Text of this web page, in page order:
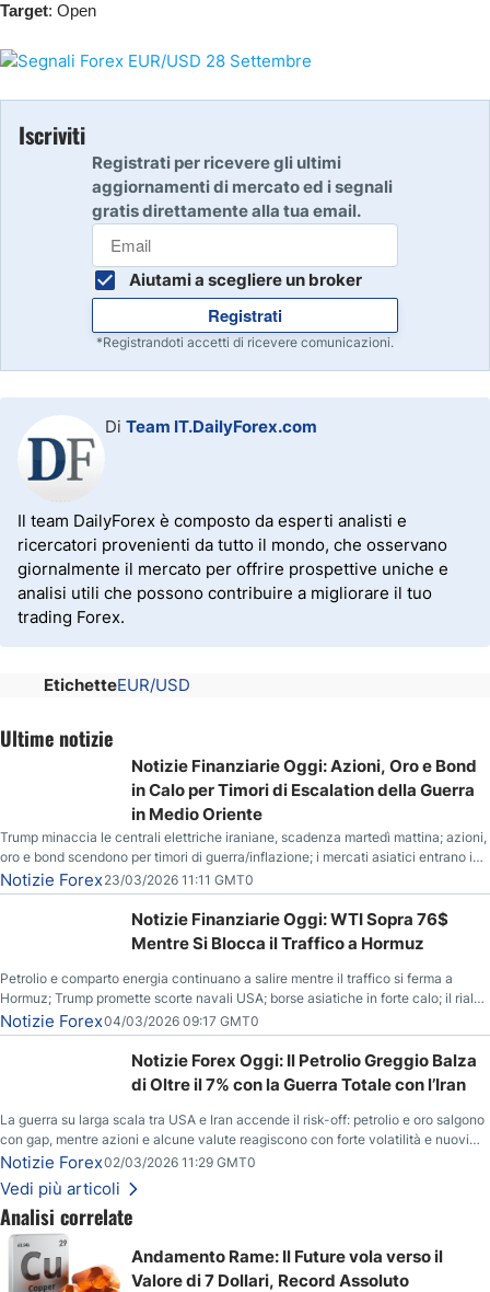
Target: Open
Iscriviti
Registrati per ricevere gli ultimi
aggiornamenti di mercato ed i segnali
gratis direttamente alla tua email.
Aiutami a scegliere un broker
Registrati
*Registrandoti accetti di ricevere comunicazioni.
Di Team IT.DailyForex.com
Il team DailyForex è composto da esperti analisti e
ricercatori provenienti da tutto il mondo, che osservano
giornalmente il mercato per offrire prospettive uniche e
analisi utili che possono contribuire a migliorare il tuo
trading Forex.
EtichetteEUR/USD
Ultime notizie
Notizie Finanziarie Oggi: Azioni, Oro e Bond
in Calo per Timori di Escalation della Guerra
in Medio Oriente
Trump minaccia le centrali elettriche iraniane, scadenza martedì mattina; azioni,
oro e bond scendono per timori di guerra/inflazione; i mercati asiatici entrano in
correzione; il petrolio greggio resta stabile.
Notizie Forex23/03/2026 11:11 GMT0
Notizie Finanziarie Oggi: WTI Sopra 76$
Mentre Si Blocca il Traffico a Hormuz
Petrolio e comparto energia continuano a salire mentre il traffico si ferma a
Hormuz; Trump promette scorte navali USA; borse asiatiche in forte calo; il rialzo
del gas naturale mette pressione all’euro.
Notizie Forex04/03/2026 09:17 GMT0
Notizie Forex Oggi: Il Petrolio Greggio Balza
di Oltre il 7% con la Guerra Totale con l’Iran
La guerra su larga scala tra USA e Iran accende il risk-off: petrolio e oro salgono
con gap, mentre azioni e alcune valute reagiscono con forte volatilità e nuovi
livelli da monitorare.
Notizie Forex02/03/2026 11:29 GMT0
Vedi più articoli
Analisi correlate
Andamento Rame: Il Future vola verso il
Valore di 7 Dollari, Record Assoluto